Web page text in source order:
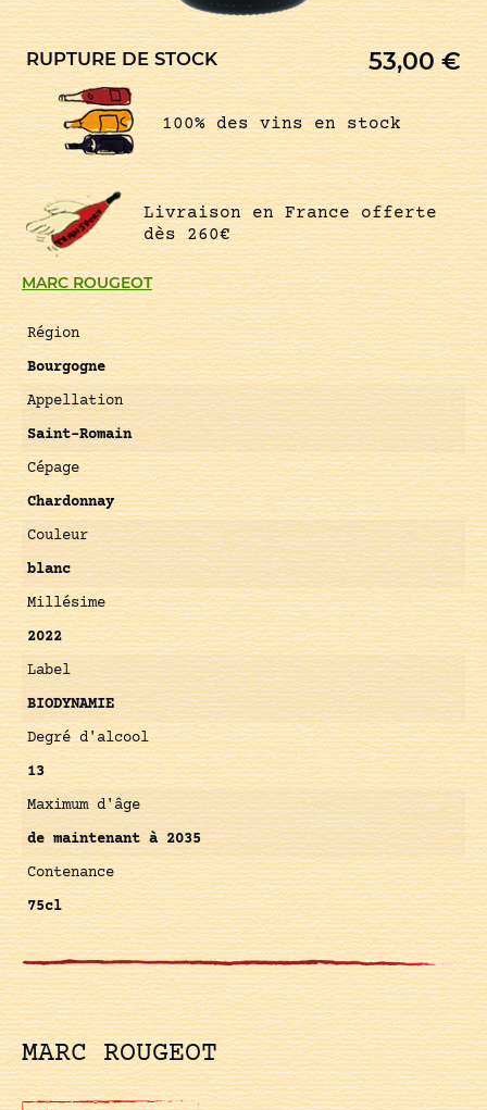
MARC ROUGEOT
Région
Bourgogne
Appellation
Saint-Romain
Cépage
Chardonnay
Couleur
blanc
Millésime
2022
Label
BIODYNAMIE
Degré d'alcool
13
Maximum d'âge
de maintenant à 2035
Contenance
75cl
RUPTURE DE STOCK 53,00€
100% des vins en stock
Livraison en France offerte
dès 260€
MARC ROUGEOT